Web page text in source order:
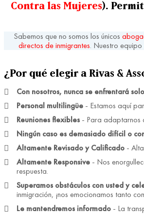
Contra las Mujeres).
Sabemos que no somos los únicos
directos de inmigrantes. Nuestro equipo
¿Por qué elegir a Rivas &
Con nosotros, nunca se enfrentará
Personal multilingüe - Estamos aquí
Reuniones flexibles - Para adaptarnos
Ningún caso es demasiado difícil o
Altamente Revisado y Calificado -
Altamente Responsive - Nos
respuesta.
Superamos obstáculos con usted y
inmigración, ¡nos emocionamos tanto
Le mantendremos informado - La